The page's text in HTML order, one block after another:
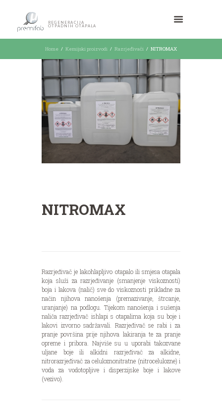
REGENERACIJA
OTPADNIH OTAPALA
Home Kemijski proizvodi Razrjeđivači NITROMAX
NITROMAX
Razrjeđivač je lakohlapljivo otapalo ili smjesa otapala
koja služi za razrjeđivanje (smanjenje viskoznosti)
boja i lakova (nalič) sve do viskoznosti prikladne za
način njihova nanošenja (premazivanje, štrcanje,
uranjanje) na podlogu. Tijekom nanošenja i sušenja
naliča razrjeđivač ishlapi s otapalima koja su boje i
lakovi izvorno sadržavali. Razrjeđivač se rabi i za
pranje površina prije njihova lakiranja te za pranje
opreme i pribora. Najviše su u uporabi takozvane
uljane boje ili alkidni razrjeđivač za alkidne,
nitrorazrjeđivač za celuloznonitratne (nitrocelulozne) i
voda za vodotopljive i disperzijske boje i lakove
(vezivo).